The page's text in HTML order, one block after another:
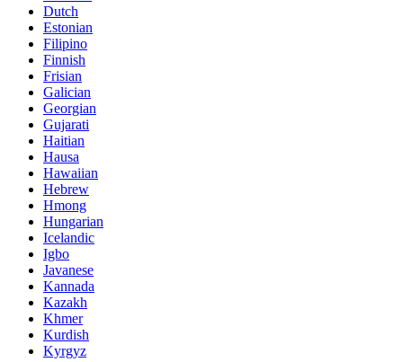
Dutch
Estonian
Filipino
Finnish
Frisian
Galician
Georgian
Gujarati
Haitian
Hausa
Hawaiian
Hebrew
Hmong
Hungarian
Icelandic
Igbo
Javanese
Kannada
Kazakh
Khmer
Kurdish
Kyrgyz